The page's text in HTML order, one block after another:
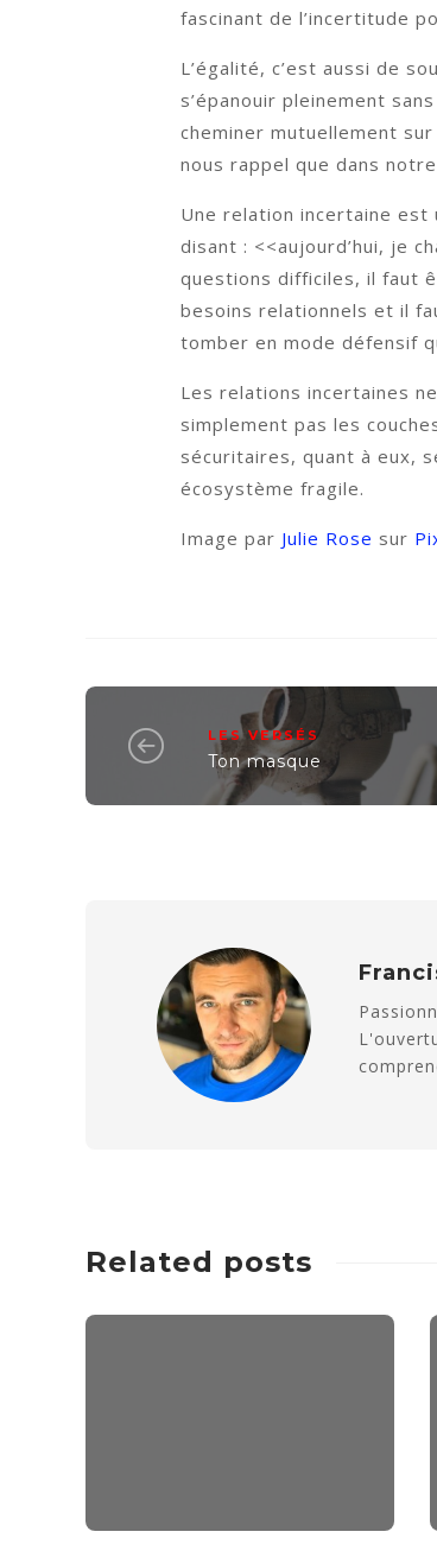
fascinant de l’incertitude
L’égalité, c’est aussi de
s’épanouir pleinement
cheminer mutuellement
nous rappel que dans
Une relation incertaine est
disant : <<aujourd’hui, je
questions difficiles, il faut
besoins relationnels et il
tomber en mode défensif
Les relations incertaines
simplement pas les
sécuritaires, quant à eux,
écosystème fragile.
Image par Julie Rose sur
LES VERSÉS
Ton masque
Related posts